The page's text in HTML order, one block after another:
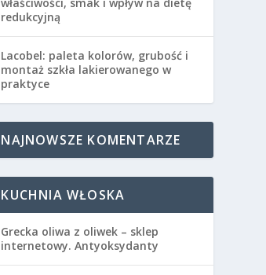
redukcyjną
Lacobel: paleta kolorów, grubość i
montaż szkła lakierowanego w
praktyce
NAJNOWSZE KOMENTARZE
KUCHNIA WŁOSKA
Grecka oliwa z oliwek – sklep
internetowy. Antyoksydanty